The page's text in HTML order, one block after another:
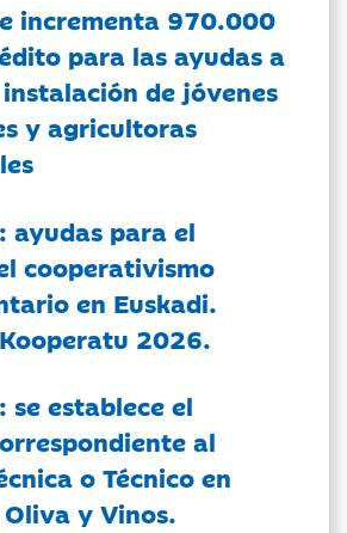
incrementa 970.000
para las ayudas a
de jóvenes
y agricultoras
ayudas para el
cooperativismo
en Euskadi.
2026.
se establece el
al
o Técnico en
y Vinos.